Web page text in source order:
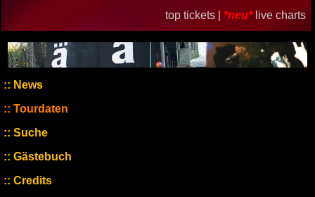
top tickets | *neu* live charts
News
Tourdaten
Suche
Gästebuch
Credits